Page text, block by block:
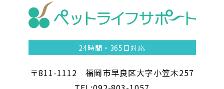
24時間・ 365日対応
〒811-1112 福岡市早良区大字小笠木257